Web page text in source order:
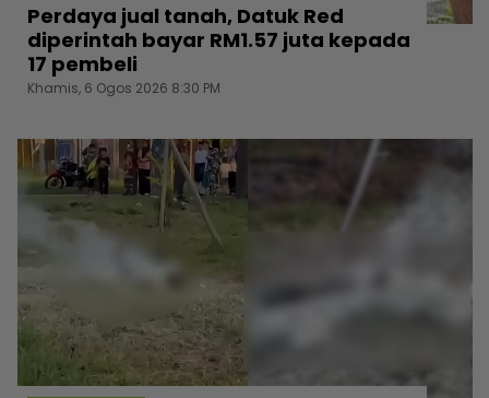
Perdaya jual tanah, Datuk Red
diperintah bayar RM1.57 juta kepada
17 pembeli
Khamis, 6 Ogos 2026 8:30 PM